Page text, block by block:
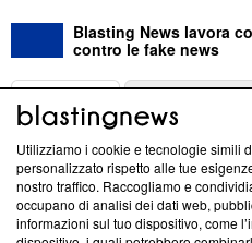
Blasting News lavora
contro le fake news
ABOUT
Questa sezione offre
News, sui nostri processi
creare news di qualità. Inoltre,
‘Trust Project - News with
Utilizziamo i cookie e tecnologie simili
personalizzato rispetto alle tue
nostro traffico. Raccogliamo e
occupano di analisi dei dati web,
informazioni sul tuo dispositivo, come